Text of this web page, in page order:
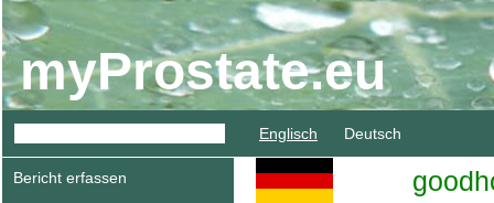
myProstate.eu
Englisch Deutsch
Bericht erfassen